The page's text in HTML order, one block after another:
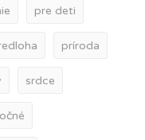
pre deti
príroda
srdce